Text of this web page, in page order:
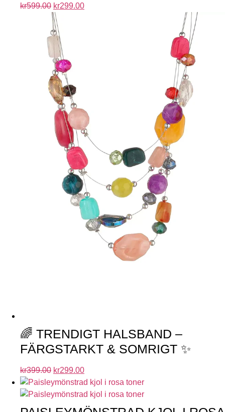
kr599.00 kr299.00
🌈 TRENDIGT HALSBAND –
FÄRGSTARKT & SOMRIGT ✨
kr399.00 kr299.00